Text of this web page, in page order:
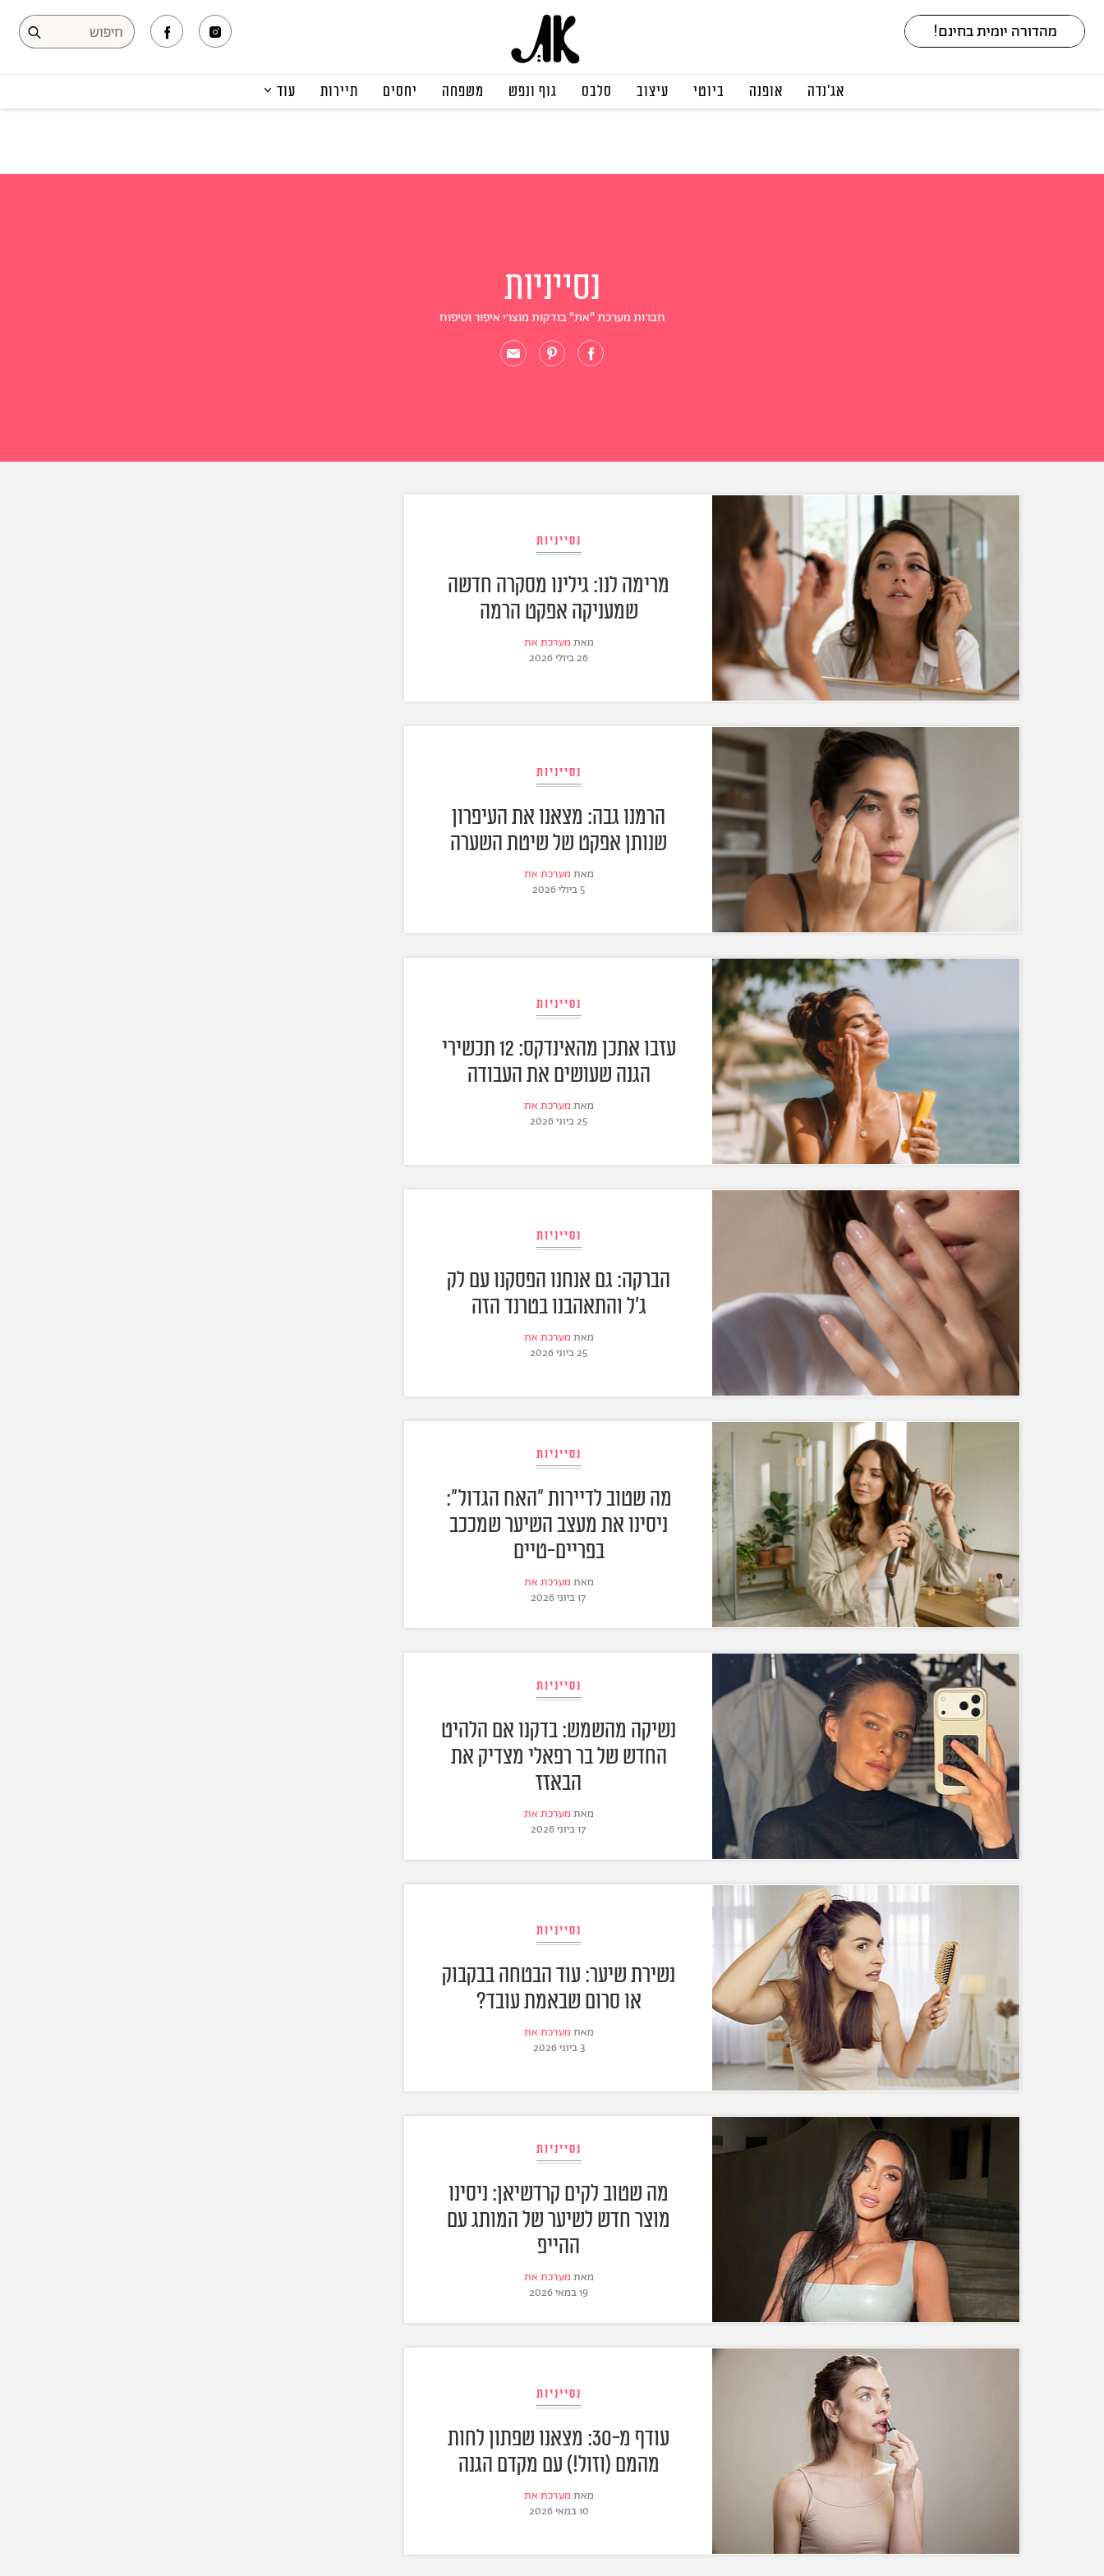
אג׳נדה אופנה ביוטי עיצוב סלבס גוף ונפש משפחה יחסים תיירות עוד
נסייניות
חברות מערכת "את" בודקות מוצרי איפור וטיפוח
נסייניות
מרימה לנו: גילינו מסקרה חדשה
שמעניקה אפקט הרמה
מאת מערכת את
26 ביולי 2026
נסייניות
הרמנו גבה: מצאנו את העיפרון
שנותן אפקט של שיטת השערה
מאת מערכת את
5 ביולי 2026
נסייניות
עזבו אתכן מהאינדקס: 12 תכשירי
הגנה שעושים את העבודה
מאת מערכת את
25 ביוני 2026
נסייניות
הברקה: גם אנחנו הפסקנו עם לק
ג'ל והתאהבנו בטרנד הזה
מאת מערכת את
25 ביוני 2026
נסייניות
מה שטוב לדיירות "האח הגדול":
ניסינו את מעצב השיער שמככב
בפריים-טיים
מאת מערכת את
17 ביוני 2026
נסייניות
נשיקה מהשמש: בדקנו אם הלהיט
החדש של בר רפאלי מצדיק את
הבאזז
מאת מערכת את
17 ביוני 2026
נסייניות
נשירת שיער: עוד הבטחה בבקבוק
או סרום שבאמת עובד?
מאת מערכת את
3 ביוני 2026
נסייניות
מה שטוב לקים קרדשיאן: ניסינו
מוצר חדש לשיער של המותג עם
ההייפ
מאת מערכת את
19 במאי 2026
נסייניות
עודף מ-30: מצאנו שפתון לחות
מהמם (וזול!) עם מקדם הגנה
מאת מערכת את
10 במאי 2026